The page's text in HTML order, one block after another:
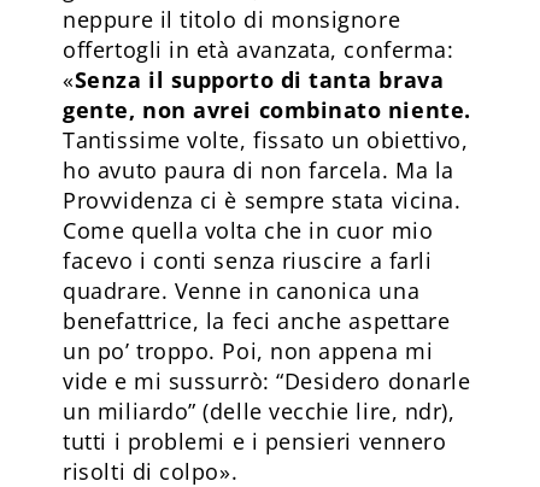
neppure il titolo di monsignore
offertogli in età avanzata, conferma:
«Senza il supporto di tanta brava
gente, non avrei combinato niente.
Tantissime volte, fissato un obiettivo,
ho avuto paura di non farcela. Ma la
Provvidenza ci è sempre stata vicina.
Come quella volta che in cuor mio
facevo i conti senza riuscire a farli
quadrare. Venne in canonica una
benefattrice, la feci anche aspettare
un po’ troppo. Poi, non appena mi
vide e mi sussurrò: “Desidero donarle
un miliardo” (delle vecchie lire, ndr),
tutti i problemi e i pensieri vennero
risolti di colpo».